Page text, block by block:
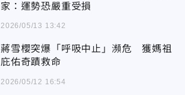
家：運勢恐嚴重受損
2026/05/13 13:42
蔣雪櫻突爆「呼吸中止」瀕危 獲媽祖
庇佑奇蹟救命
2026/05/12 16:54